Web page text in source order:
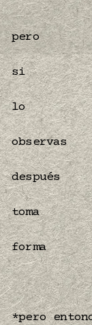
pero
si
lo
observas
después
toma
forma
*pero